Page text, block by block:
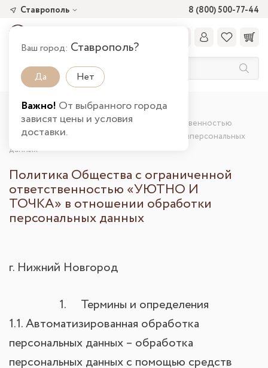
8 (800) 500-77-44
Ставрополь
Ваш город: Ставрополь?
Да Нет
Важно! От выбранного города
зависят цены и условия
доставки.
Главная
Политика Общества с ограниченной ответственностью
«УЮТНО И ТОЧКА» в отношении обработкиперсональных
данных
Политика Общества с ограниченной
ответственностью «УЮТНО И
ТОЧКА» в отношении обработки
персональных данных
г. Нижний Новгород
1. Термины и определения
1.1. Автоматизированная обработка
персональных данных – обработка
персональных данных с помощью средств